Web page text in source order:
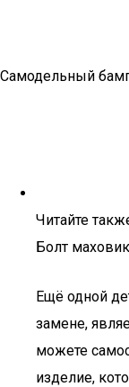
Самодельный
Читайте
Болт
Ещё одной
замене,
можете
изделие,